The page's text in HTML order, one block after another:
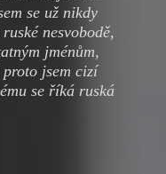
se už nikdy
nesvobodě,
jménům,
jsem cizí
se říká ruská